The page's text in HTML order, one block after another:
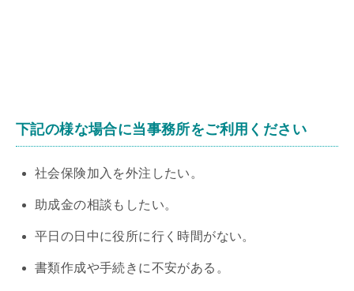
下記の様な場合に当事務所をご利用ください
社会保険加入を外注したい。
助成金の相談もしたい。
平日の日中に役所に行く時間がない。
書類作成や手続きに不安がある。